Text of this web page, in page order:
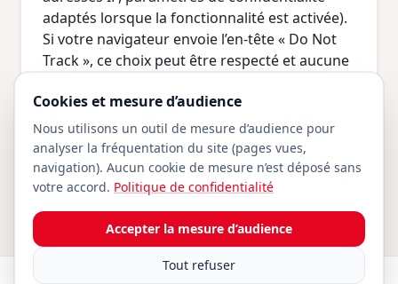
adaptés lorsque la fonctionnalité est activée).
Si votre navigateur envoie l’en-tête « Do Not
Track », ce choix peut être respecté et aucune
sur la protection des données (RGPD) et à la
loi « Informatique et Libertés ».
Cookies et mesure d’audience
Nous utilisons un outil de mesure d’audience pour
analyser la fréquentation du site (pages vues,
navigation). Aucun cookie de mesure n’est déposé sans
votre accord. Politique de confidentialité
Tout refuser
Accepter la mesure d’audience